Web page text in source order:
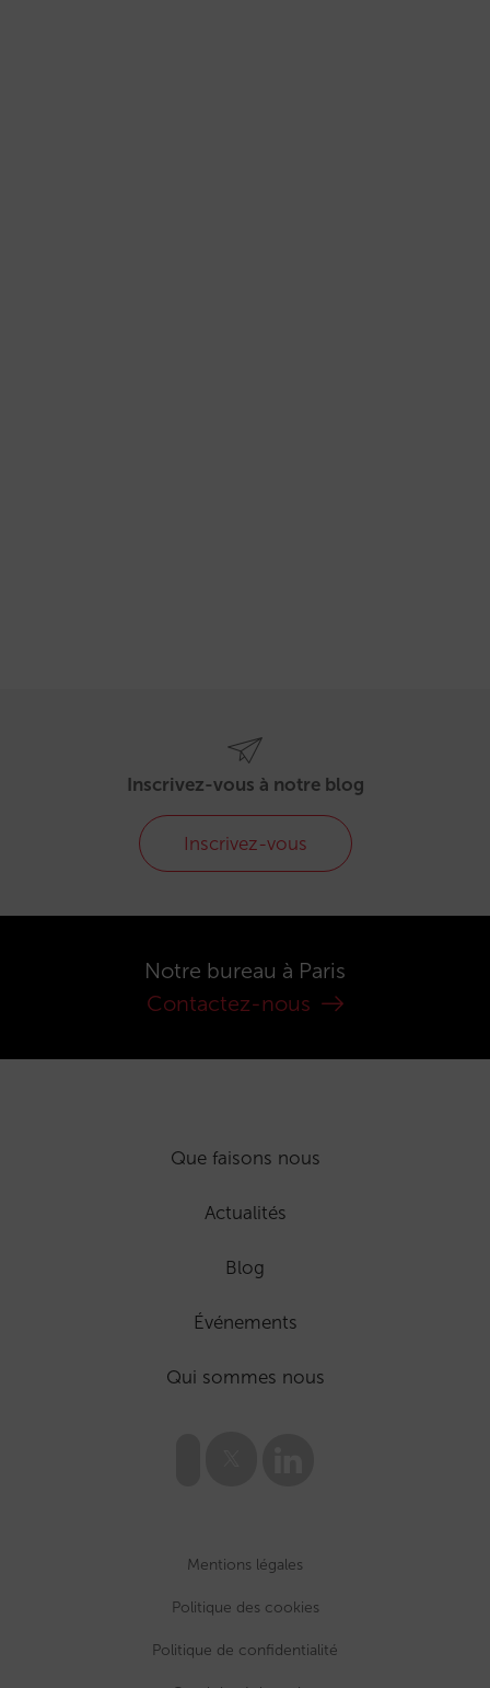
Inscrivez-vous à notre blog
Inscrivez-vous
Notre bureau à Paris
Contactez-nous
Que faisons nous
Actualités
Blog
Événements
Qui sommes nous
Mentions légales
Politique des cookies
Politique de confidentialité